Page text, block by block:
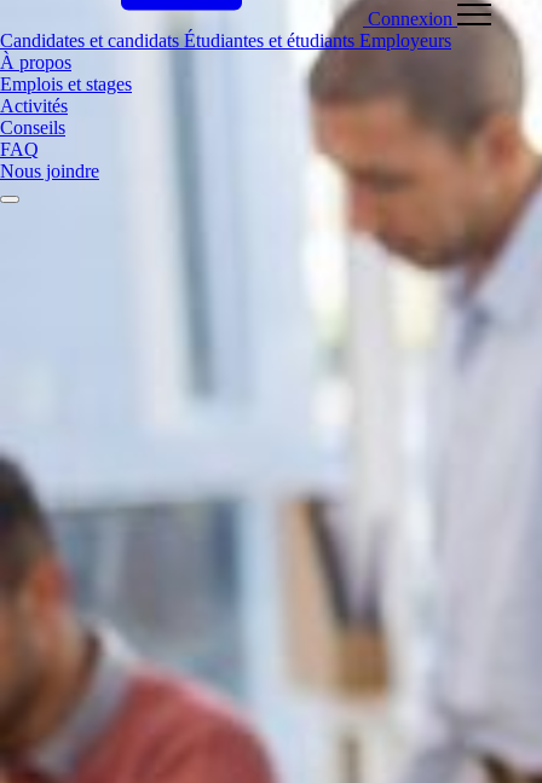
Connexion
Candidates et candidats Étudiantes et étudiants Employeurs
À propos
Emplois et stages
Activités
Conseils
FAQ
Nous joindre